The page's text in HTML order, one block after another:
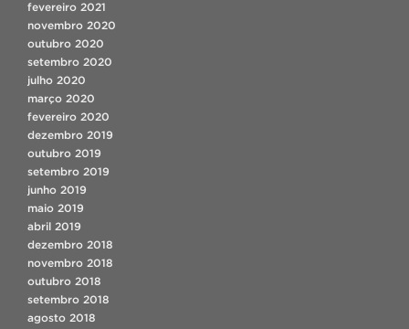
fevereiro 2021
novembro 2020
outubro 2020
setembro 2020
julho 2020
março 2020
fevereiro 2020
dezembro 2019
outubro 2019
setembro 2019
junho 2019
maio 2019
abril 2019
dezembro 2018
novembro 2018
outubro 2018
setembro 2018
agosto 2018